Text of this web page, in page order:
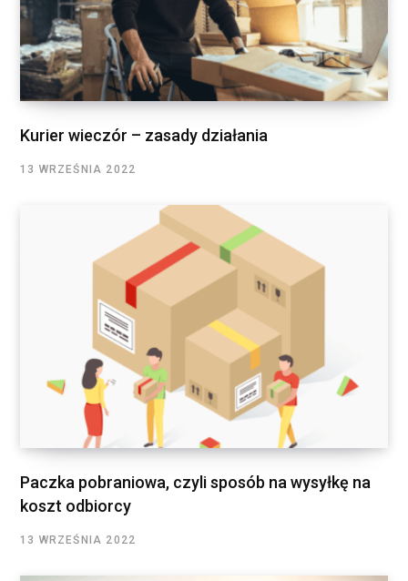
Kurier wieczór – zasady działania
13 WRZEŚNIA 2022
Paczka pobraniowa, czyli sposób na wysyłkę na
koszt odbiorcy
13 WRZEŚNIA 2022